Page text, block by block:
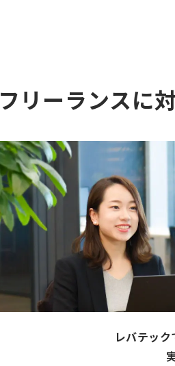
フリーランスに
レバテッ